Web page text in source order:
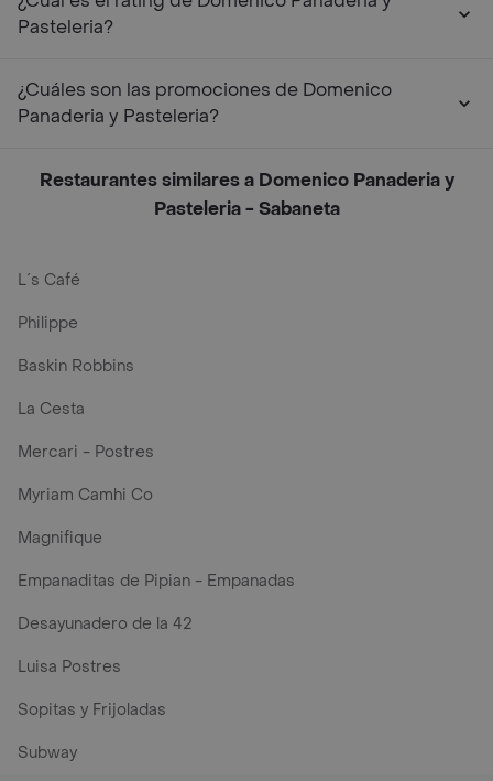
Pasteleria?
¿Cuáles son las promociones de Domenico
Panaderia y Pasteleria?
Restaurantes similares a Domenico Panaderia y
Pasteleria - Sabaneta
L´s Café
Philippe
Baskin Robbins
La Cesta
Mercari - Postres
Myriam Camhi Co
Magnifique
Empanaditas de Pipian - Empanadas
Desayunadero de la 42
Luisa Postres
Sopitas y Frijoladas
Subway